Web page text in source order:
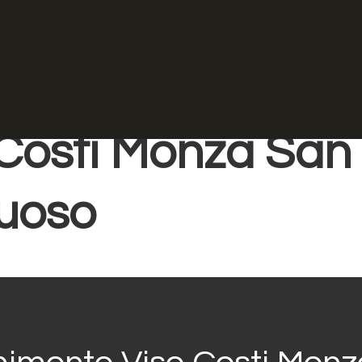
Ringiovanimento
Monza San